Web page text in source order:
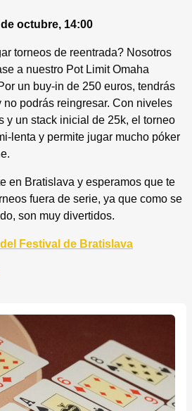
octubre, 14:00
torneos de reentrada? Nosotros
a nuestro Pot Limit Omaha
un buy-in de 250 euros, tendrás
podrás reingresar. Con niveles
y un stack inicial de 25k, el torneo
lenta y permite jugar mucho póker
en Bratislava y esperamos que te
fuera de serie, ya que como se
son muy divertidos.
Festival de Bratislava